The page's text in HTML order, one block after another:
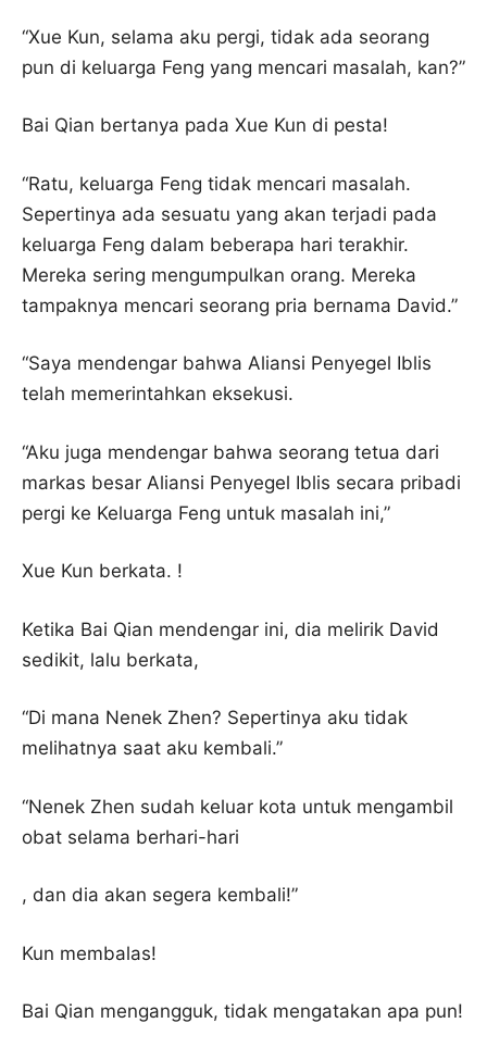
“Xue Kun, selama aku pergi, tidak ada seorang
pun di keluarga Feng yang mencari masalah, kan?”
Bai Qian bertanya pada Xue Kun di pesta!
“Ratu, keluarga Feng tidak mencari masalah.
Sepertinya ada sesuatu yang akan terjadi pada
keluarga Feng dalam beberapa hari terakhir.
Mereka sering mengumpulkan orang. Mereka
tampaknya mencari seorang pria bernama David.”
“Saya mendengar bahwa Aliansi Penyegel Iblis
telah memerintahkan eksekusi.
“Aku juga mendengar bahwa seorang tetua dari
markas besar Aliansi Penyegel Iblis secara pribadi
pergi ke Keluarga Feng untuk masalah ini,”
Xue Kun berkata. !
Ketika Bai Qian mendengar ini, dia melirik David
sedikit, lalu berkata,
“Di mana Nenek Zhen? Sepertinya aku tidak
melihatnya saat aku kembali.”
“Nenek Zhen sudah keluar kota untuk mengambil
obat selama berhari-hari
, dan dia akan segera kembali!”
Kun membalas!
Bai Qian mengangguk, tidak mengatakan apa pun!